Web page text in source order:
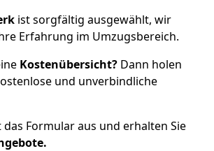
ist sorgfältig ausgewählt, wir
Erfahrung im Umzugsbereich.
Kostenübersicht? Dann holen
und unverbindliche
das Formular aus und erhalten Sie